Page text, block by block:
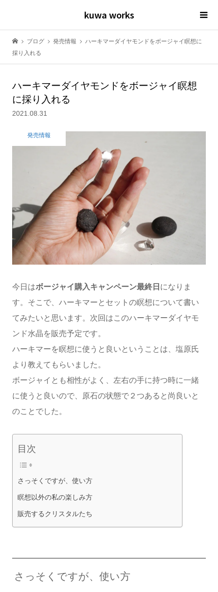
kuwa works
ブログ 発売情報
ハーキマーダイヤモンドをボージャイ瞑想に
採り入れる
ハーキマーダイヤモンドをボージャイ瞑想
に採り入れる
2021.08.31
発売情報
今日はボージャイ購入キャンペーン最終日 になりま
す。そこで、ハーキマーとセットの瞑想について書い
てみたいと思います。次回はこのハーキマーダイヤモ
ンド水晶を販売予定です。
ハーキマーを瞑想に使うと良いということは、塩原氏
より教えてもらいました。
ボージャイとも相性がよく、左右の手に持つ時に一緒
に使うと良いので、原石の状態で２つあると尚良いと
のことでした。
目次
さっそくですが、使い方
瞑想以外の私の楽しみ方
販売するクリスタルたち
さっそくですが、使い方